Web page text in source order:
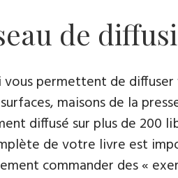
de
vous permettent de
maisons de la
diffusé sur plus de 200
de votre livre est
commander des «